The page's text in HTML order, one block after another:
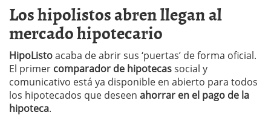
Los hipolistos abren llegan al
mercado hipotecario
HipoListoacaba de abrir sus ‘puertas’ de forma oficial.
El primer comparador de hipotecassocial y
comunicativo está ya disponible en abierto para todos
los hipotecados que deseen ahorrar en el pago de la
hipoteca.